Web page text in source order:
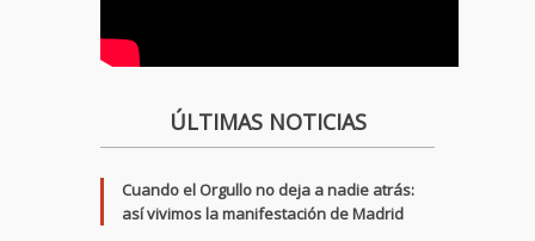
ÚLTIMAS NOTICIAS
Cuando el Orgullo no deja a nadie atrás:
así vivimos la manifestación de Madrid